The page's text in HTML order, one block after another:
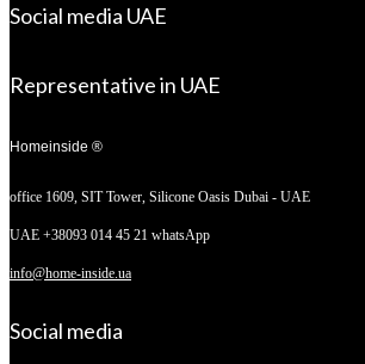
Social media UAE
Representative in UAE
Homeinside ®
office 1609, SIT Tower, Silicone Oasis Dubai - UAE
UAE +38093 014 45 21 whatsApp
info@home-inside.ua
Social media